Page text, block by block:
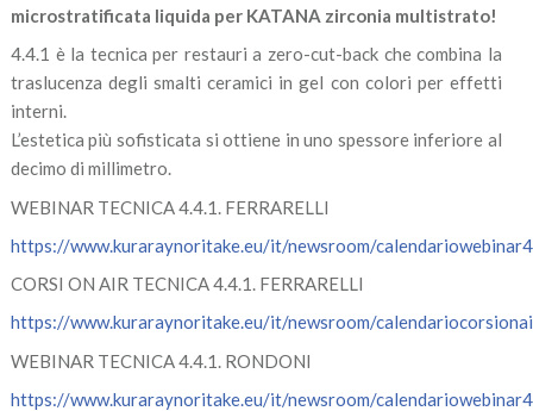
microstratificata liquida per KATANA zirconia multistrato!
4.4.1 è la tecnica per restauri a zero-cut-back che combina la
traslucenza degli smalti ceramici in gel con colori per effetti
interni.
L’estetica più sofisticata si ottiene in uno spessore inferiore al
decimo di millimetro.
WEBINAR TECNICA 4.4.1. FERRARELLI
https://www.kuraraynoritake.eu/it/newsroom/
CORSI ON AIR TECNICA 4.4.1. FERRARELLI
https://www.kuraraynoritake.eu/it/newsroom/
WEBINAR TECNICA 4.4.1. RONDONI
https://www.kuraraynoritake.eu/it/newsroom/